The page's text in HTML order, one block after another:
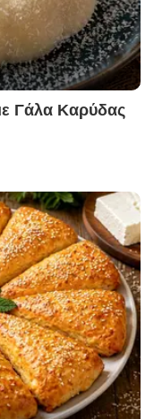
Γάλα Καρύδας